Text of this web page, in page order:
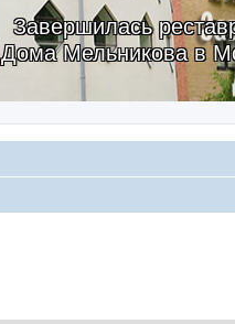
Завершилась
Дома Мельникова в